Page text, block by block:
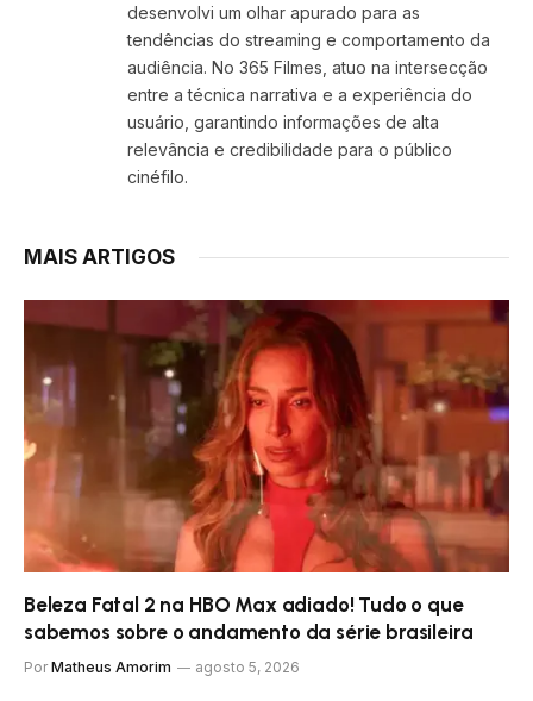
desenvolvi um olhar apurado para as
tendências do streaming e comportamento da
audiência. No 365 Filmes, atuo na intersecção
entre a técnica narrativa e a experiência do
usuário, garantindo informações de alta
relevância e credibilidade para o público
cinéfilo.
MAIS ARTIGOS
Beleza Fatal 2 na HBO Max adiado! Tudo o que
sabemos sobre o andamento da série brasileira
Por Matheus Amorim agosto 5, 2026